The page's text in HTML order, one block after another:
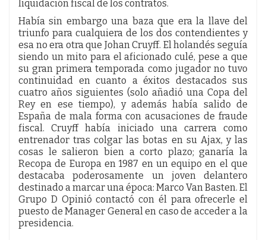
liquidación fiscal de los contratos.
Había sin embargo una baza que era la llave del
triunfo para cualquiera de los dos contendientes y
esa no era otra que Johan Cruyff. El holandés seguía
siendo un mito para el aficionado culé, pese a que
su gran primera temporada como jugador no tuvo
continuidad en cuanto a éxitos destacados sus
cuatro años siguientes (solo añadió una Copa del
Rey en ese tiempo), y además había salido de
España de mala forma con acusaciones de fraude
fiscal. Cruyff había iniciado una carrera como
entrenador tras colgar las botas en su Ajax, y las
cosas le salieron bien a corto plazo; ganaría la
Recopa de Europa en 1987 en un equipo en el que
destacaba poderosamente un joven delantero
destinado a marcar una época: Marco Van Basten. El
Grupo D Opinió contactó con él para ofrecerle el
puesto de Manager General en caso de acceder a la
presidencia.